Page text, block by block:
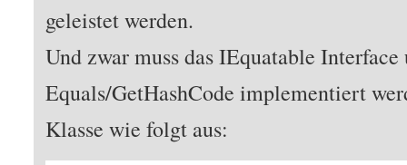
geleistet werden.
Und zwar muss das IEquatable
Equals/GetHashCode implementiert
Klasse wie folgt aus: